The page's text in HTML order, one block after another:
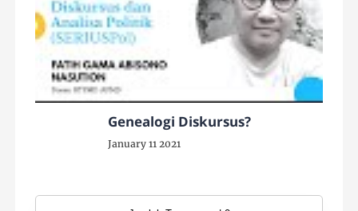
Genealogi Diskursus?
January 11 2021